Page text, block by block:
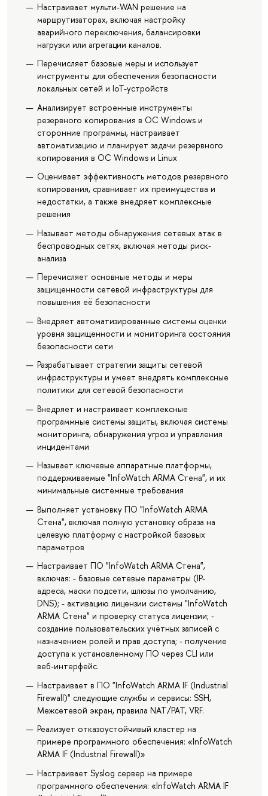
Настраивает мульти-WAN решение на
маршрутизаторах, включая настройку
аварийного переключения, балансировки
нагрузки или агрегации каналов.
Перечисляет базовые меры и использует
инструменты для обеспечения безопасности
локальных сетей и IoT-устройств
Анализирует встроенные инструменты
резервного копирования в ОС Windows и
сторонние программы, настраивает
автоматизацию и планирует задачи резервного
копирования в ОС Windows и Linux
Оценивает эффективность методов резервного
копирования, сравнивает их преимущества и
недостатки, а также внедряет комплексные
решения
Называет методы обнаружения сетевых атак в
беспроводных сетях, включая методы риск-
анализа
Перечисляет основные методы и меры
защищенности сетевой инфраструктуры для
повышения её безопасности
Внедряет автоматизированные системы оценки
уровня защищенности и мониторинга состояния
безопасности сети
Разрабатывает стратегии защиты сетевой
инфраструктуры и умеет внедрять комплексные
политики для сетевой безопасности
Внедряет и настраивает комплексные
программные системы защиты, включая системы
мониторинга, обнаружения угроз и управления
инцидентами
Называет ключевые аппаратные платформы,
поддерживаемые "InfoWatch ARMA Стена", и их
минимальные системные требования
Выполняет установку ПО "InfoWatch ARMA
Стена", включая полную установку образа на
целевую платформу с настройкой базовых
параметров
Настраивает ПО "InfoWatch ARMA Стена",
включая: - базовые сетевые параметры (IP-
адреса, маски подсети, шлюзы по умолчанию,
DNS); - активацию лицензии системы "InfoWatch
ARMA Стена" и проверку статуса лицензии; -
создание пользовательских учётных записей с
назначением ролей и прав доступа; - получение
доступа к установленному ПО через CLI или
веб-интерфейс.
Настраивает в ПО "InfoWatch ARMA IF (Industrial
Firewall)" следующие службы и сервисы: SSH,
Межсетевой экран, правила NAT/PAT, VRF.
Реализует отказоустойчивый кластер на
примере программного обеспечения: «InfoWatch
ARMA IF (Industrial Firewall)»
Настраивает Syslog сервер на примере
программного обеспечения: «InfoWatch ARMA IF